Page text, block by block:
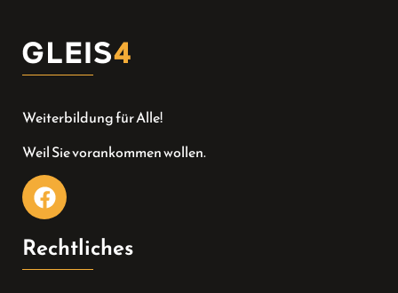
Weiterbildung für Alle!
Weil Sie vorankommen wollen.
Rechtliches